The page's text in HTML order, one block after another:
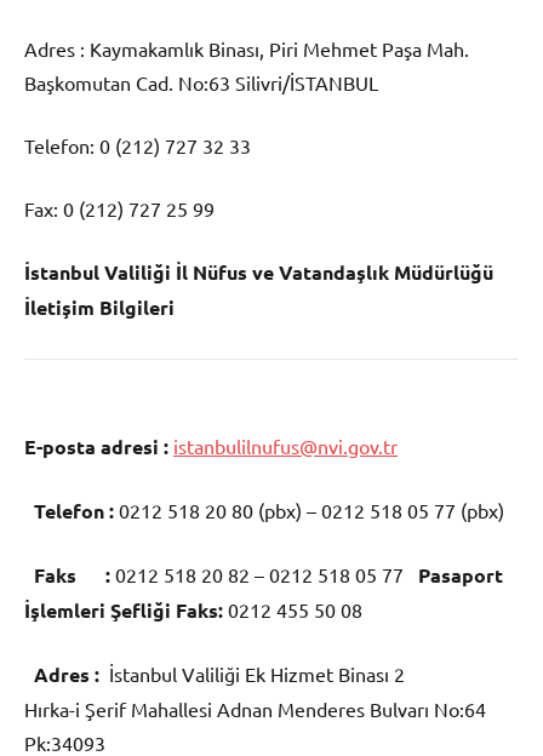
Adres : Kaymakamlık Binası, Piri Mehmet Paşa Mah.
Başkomutan Cad. No:63 Silivri/İSTANBUL
Telefon: 0 (212) 727 32 33
Fax: 0 (212) 727 25 99
İstanbul Valiliği İl Nüfus ve Vatandaşlık Müdürlüğü
İletişim Bilgileri
E-posta adresi : istanbulilnufus@nvi.gov.tr
Telefon : 0212 518 20 80 (pbx) – 0212 518 05 77 (pbx)
Faks : 0212 518 20 82 – 0212 518 05 77 Pasaport
İşlemleri Şefliği Faks: 0212 455 50 08
Adres : İstanbul Valiliği Ek Hizmet Binası 2
Hırka-i Şerif Mahallesi Adnan Menderes Bulvarı No:64
Pk:34093